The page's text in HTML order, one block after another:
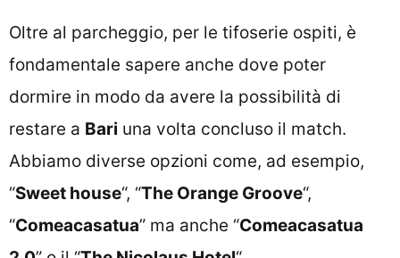
Oltre al parcheggio, per le tifoserie ospiti, è
fondamentale sapere anche dove poter
dormire in modo da avere la possibilità di
restare a Bari una volta concluso il match.
Abbiamo diverse opzioni come, ad esempio,
“Sweet house“, “The Orange Groove“,
“Comeacasatua” ma anche “Comeacasatua